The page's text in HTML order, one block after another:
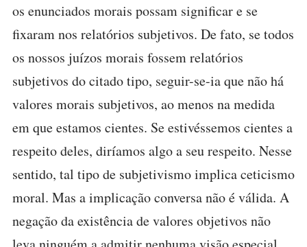
os enunciados morais possam significar e se
fixaram nos relatórios subjetivos. De fato, se todos
os nossos juízos morais fossem relatórios
subjetivos do citado tipo, seguir-se-ia que não há
valores morais subjetivos, ao menos na medida
em que estamos cientes. Se estivéssemos cientes a
respeito deles, diríamos algo a seu respeito. Nesse
sentido, tal tipo de subjetivismo implica ceticismo
moral. Mas a implicação conversa não é válida. A
negação da existência de valores objetivos não